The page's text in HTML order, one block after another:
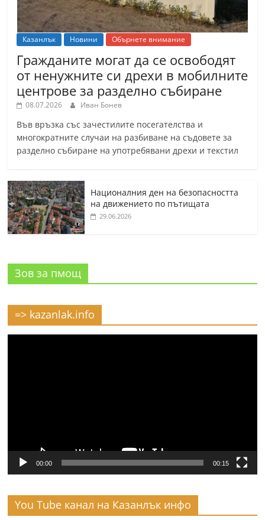
Казанлък Новини Обърнете внимание
Гражданите могат да се освободят
от ненужните си дрехи в мобилните
центрове за разделно събиране
08.07.2026 Иван Бонев
Във връзка със зачестилите посегателства и
многократните случаи на разбиване на съдовете за
разделно събиране на употребявани дрехи и текстил
Националния ден на безопасността
на движението по пътищата
29.06.2026
Зов за пмощ
=> kazanlak.info
00:00 00:15
You Tube канал на Казанлък инфо